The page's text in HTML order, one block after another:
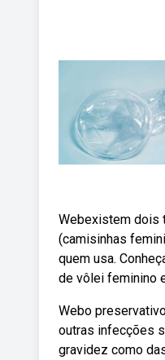
Webexistem dois
(camisinhas
quem usa.
de vôlei feminino
Webo
outras infecções
gravidez como